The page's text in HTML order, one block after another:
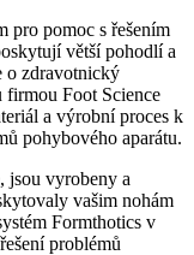
pro pomoc s řešením
větší pohodlí a
o zdravotnický
firmou Foot Science
a výrobní proces k
pohybového aparátu.
jsou vyrobeny a
vašim nohám
Formthotics v
problémů